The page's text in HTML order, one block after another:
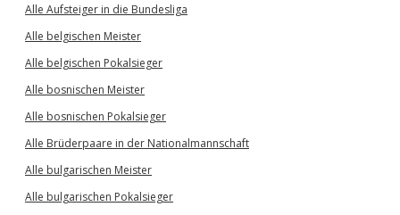
Alle Aufsteiger in die Bundesliga
Alle belgischen Meister
Alle belgischen Pokalsieger
Alle bosnischen Meister
Alle bosnischen Pokalsieger
Alle Brüderpaare in der Nationalmannschaft
Alle bulgarischen Meister
Alle bulgarischen Pokalsieger